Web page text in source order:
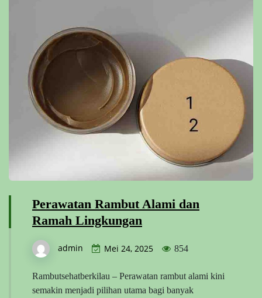
Perawatan Rambut Alami dan
Ramah Lingkungan
admin Mei 24, 2025 854
Rambutsehatberkilau – Perawatan rambut alami kini
semakin menjadi pilihan utama bagi banyak